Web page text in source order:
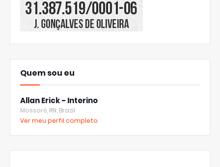
Quem sou eu
Allan Erick - Interino
Mossoró, RN, Brazil
Ver meu perfil completo